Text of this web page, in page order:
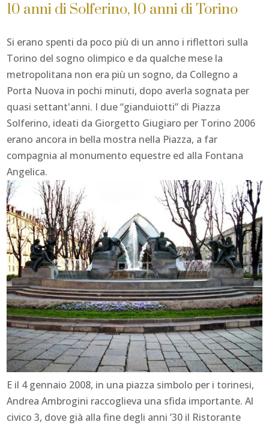
10 anni di Solferino, 10 anni di Torino
Si erano spenti da poco più di un anno i riflettori sulla
Torino del sogno olimpico e da qualche mese la
metropolitana non era più un sogno, da Collegno a
Porta Nuova in pochi minuti, dopo averla sognata per
quasi settant'anni. I due “gianduiotti” di Piazza
Solferino, ideati da Giorgetto Giugiaro per Torino 2006
erano ancora in bella mostra nella Piazza, a far
compagnia al monumento equestre ed alla Fontana
Angelica.
E il 4 gennaio 2008, in una piazza simbolo per i torinesi,
Andrea Ambrogini raccoglieva una sfida importante. Al
civico 3, dove già alla fine degli anni ’30 il Ristorante